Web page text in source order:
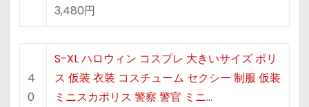
3,480円
4
0
S-XL ハロウィン コスプレ 大きいサイズ ポリ
ス 仮装 衣装 コスチューム セクシー 制服 仮装
ミニスカポリス 警察 警官 ミニ…